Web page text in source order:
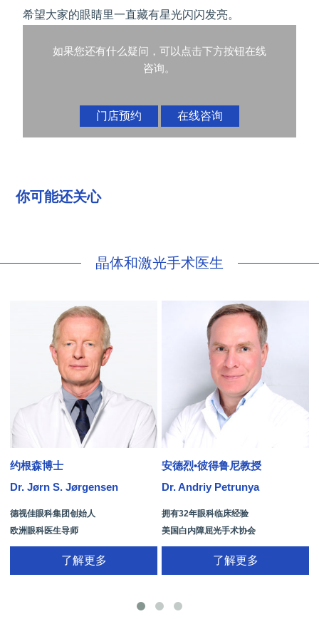
希望大家的眼睛里一直藏有星光闪闪发亮。
如果您还有什么疑问，可以点击下方按钮在线
咨询。
门店预约 在线咨询
你可能还关心
晶体和激光手术医生
约根森博士
Dr. Jørn S. Jørgensen
德视佳眼科集团创始人
欧洲眼科医生导师
拥有35年眼科从业经历
了解更多
安德烈•彼得鲁尼教授
Dr. Andriy Petrunya
拥有32年眼科临床经验
美国白内障屈光手术协会
国际屈光手术协会(ISRS)
26项发明专利[青光眼手术/葡萄膜炎/斜
了解更多